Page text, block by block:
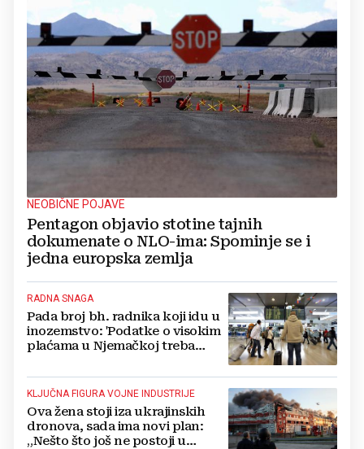
NEOBIČNE POJAVE
Pentagon objavio stotine tajnih
dokumenate o NLO-ima: Spominje se i
jedna europska zemlja
RADNA SNAGA
Pada broj bh. radnika koji idu u
inozemstvo: 'Podatke o visokim
plaćama u Njemačkoj treba
KLJUČNA FIGURA VOJNE INDUSTRIJE
Ova žena stoji iza ukrajinskih
dronova, sada ima novi plan:
„Nešto što još ne postoji u